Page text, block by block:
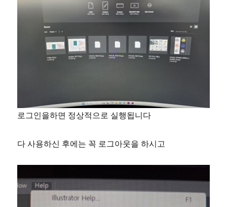
로그인을하면 정상적으로 실행됩니다
다 사용하신 후에는 꼭 로그아웃을 하시고